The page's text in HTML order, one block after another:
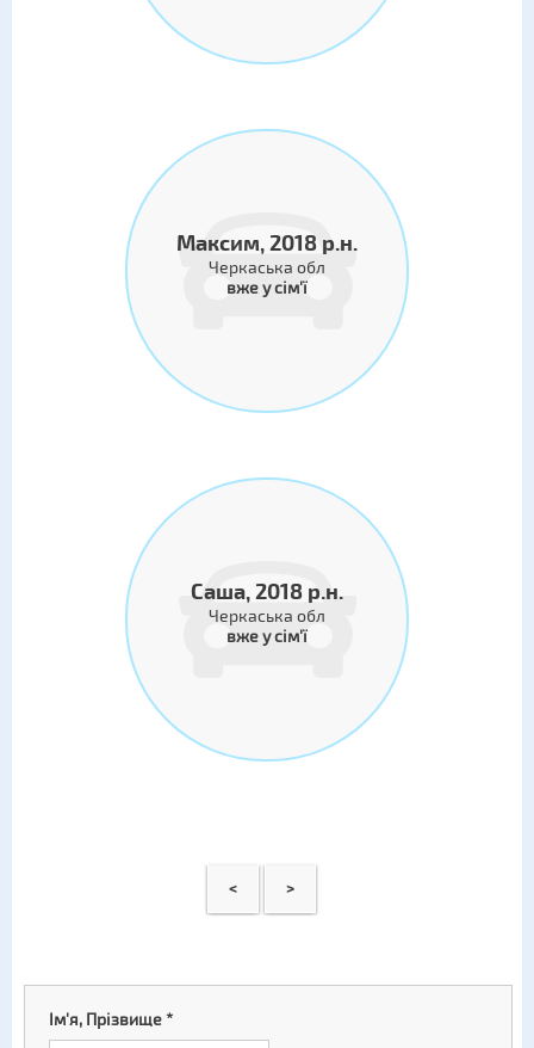
Максим, 2018 р.н.
Черкаська обл
вже у сім'ї
Саша, 2018 р.н.
Черкаська обл
вже у сім'ї
< >
Ім'я, Прізвище*